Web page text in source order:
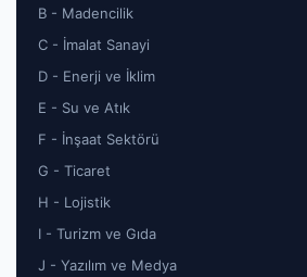
B - Madencilik
C - İmalat Sanayi
D - Enerji ve İklim
E - Su ve Atık
F - İnşaat Sektörü
G - Ticaret
H - Lojistik
I - Turizm ve Gıda
J - Yazılım ve Medya